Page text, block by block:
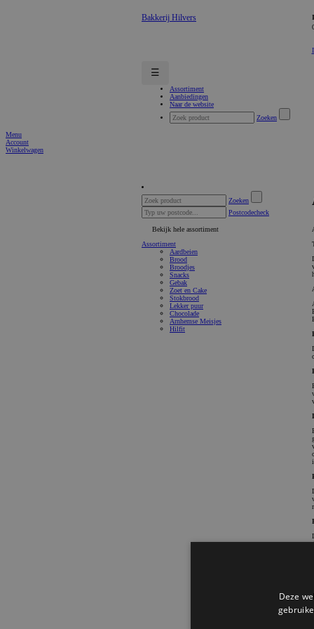
Bakkerij Hilvers
☰
Assortiment
Aanbiedingen
Naar de website
Zoeken
Menu
Account
Winkelwagen
Zoeken
Postcodecheck
Bekijk hele assortiment
Assortiment
Aardbeien
Brood
Broodjes
Snacks
Gebak
Zoet en Cake
Stokbrood
Lekker puur
Chocolade
Arnhemse Meisjes
Hilfit
Deze